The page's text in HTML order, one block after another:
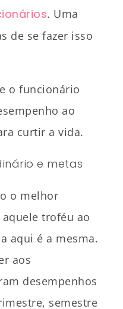
. Uma
de se fazer isso
o funcionário
ao
curtir a vida.
e metas
o melhor
troféu ao
aqui é a mesma.
aos
desempenhos
semestre